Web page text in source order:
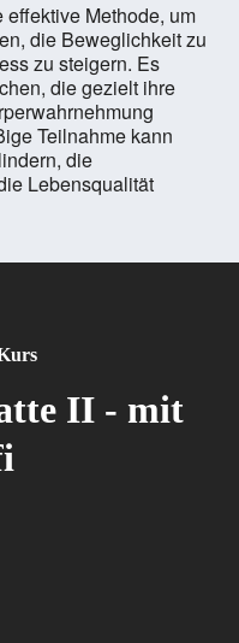
effektive Methode, um
die Beweglichkeit zu
zu steigern. Es
die gezielt ihre
Teilnahme kann
die
Lebensqualität
II - mit